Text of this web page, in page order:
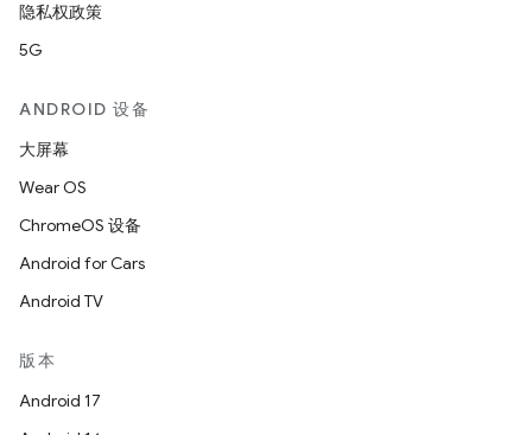
隐私权政策
5G
ANDROID 设备
大屏幕
Wear OS
ChromeOS 设备
Android for Cars
Android TV
版本
Android 17